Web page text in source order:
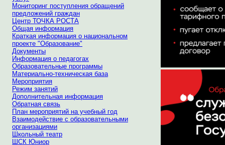
Мониторинг поступления обращений
предложений граждан
Центр ТОЧКА РОСТА
Общая информация
Краткая информация о национальном
проекте "Образование"
Документы
Информация о педагогах
Образовательные программы
Материально-техническая база
Мероприятия
Режим занятий
Дополнительная информация
Обратная связь
План мероприятий на учебный год
Взаимодействие с образовательными
организациями
Школьный театр
ШСК Юниор